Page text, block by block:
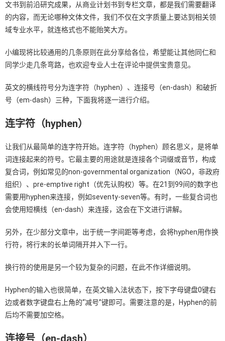
文书到前沿研究成果，从商业计划书到专栏文章，都是我们需要翻译
的内容，而无论哪种文体文件，我们不仅在文字质量上要达到相关领
域专业水平，就连格式也不能贻笑大方。
小编现将比较通用的几条原则在此分享给各位，希望能让其他同仁和
同学少走几条弯路，也欢迎专业人士在评论中提供宝贵意见。
英文的横线符号分为连字符（hyphen）、连接号（en-dash）和破折
号（em-dash）三种，下面我将逐一进行介绍。
连字符（hyphen）
让我们从最简单的连字符开始。连字符（hyphen）顾名思义，是将单
词连接起来的符号。它最主要的用途就是连接各个词缀或音节，构成
复合词，例如常见的non-governmental organization（NGO，非政府
组织）、pre-emptive right（优先认购权）等。在21到99间的数字也
需要用hyphen来连接，例如seventy-seven等。有时，一些复合词也
会使用短横线（en-dash）来连接，这会在下文进行讲解。
另外，在少部分文章中，出于统一字间距等考虑，会将hyphen用作换
行符，将行末的长单词隔开并入下一行。
换行符的使用是另一个较为复杂的问题，在此不作详细说明。
Hyphen的输入也很简单，在英文输入法状态下，按下字母键盘0键右
边或者数字键盘右上角的“减号”键即可。需要注意的是，Hyphen的前
后均不需要加空格。
连接号（en-dash）